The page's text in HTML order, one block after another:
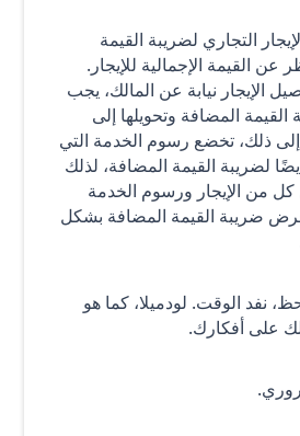
التجاري لضريبة القيمة
عن القيمة الإجمالية للإيجار.
الإيجار نيابة عن المالك، يجب
المضافة وتحويلها إلى
إلى ذلك، تخضع رسوم الخدمة التي
لضريبة القيمة المضافة، لذلك
من الإيجار ورسوم الخدمة
ضريبة القيمة المضافة بشكل
نفد الوقت. لودميلا، كما هو
لك على أفكارك.